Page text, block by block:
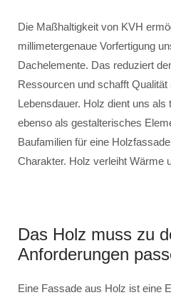
Die Maßhaltigkeit von KVH
millimetergenaue Vorfertigung
Dachelemente. Das reduziert
Ressourcen und schafft Qualität
Lebensdauer. Holz dient uns als
ebenso als gestalterisches
Baufamilien für eine
Charakter. Holz verleiht Wärme
Das Holz muss zu
Anforderungen
Eine Fassade aus Holz ist eine